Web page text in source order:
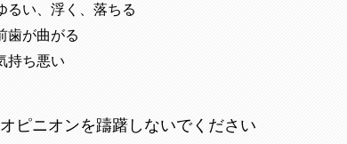
るい、浮く、落ちる
歯が曲がる
持ち悪い
ピニオンを躊躇しないでください